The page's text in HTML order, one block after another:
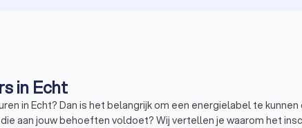
in Echt
in Echt? Dan is het belangrijk om een energielabel te
aan jouw behoeften voldoet? Wij vertellen je waarom het